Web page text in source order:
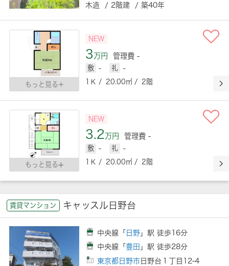
木造 / 2階建 / 築40年
もっと見る
NEW
3万円 管理費 -
敷 - 礼
-
1Ｋ / 20.00㎡ / 2階
もっと見る
NEW
3.2万円 管理費 -
敷 - 礼
-
1Ｋ / 20.00㎡ / 2階
賃貸マンション キャッスル日野台
中央線「 日野 」駅 徒歩16分
中央線「 豊田 」駅 徒歩28分
東京都日野市 日野台１丁目12-4